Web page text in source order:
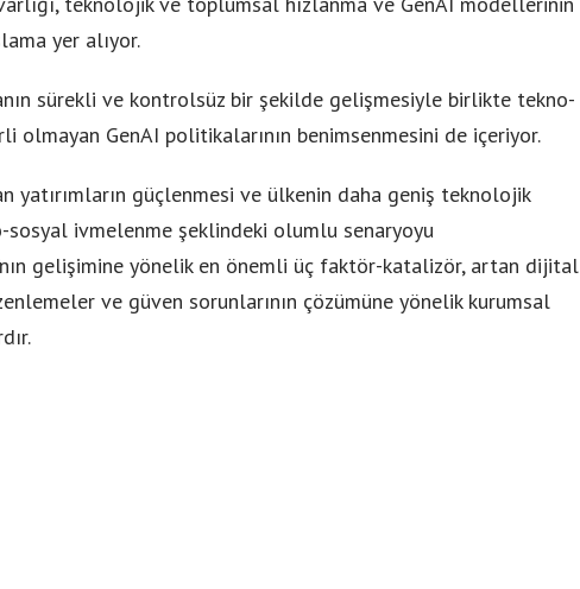
yer alıyor.
sürekli ve kontrolsüz bir şekilde gelişmesiyle birlikte tekno-
olmayan GenAI politikalarının benimsenmesini de içeriyor.
yatırımların güçlenmesi ve ülkenin daha geniş teknolojik
ivmelenme şeklindeki olumlu senaryoyu
gelişimine yönelik en önemli üç faktör-katalizör, artan dijital
ve güven sorunlarının çözümüne yönelik kurumsal